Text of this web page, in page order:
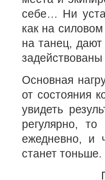
себе… Ни
как на
на танец,
Основная
от состояния
увидеть
регулярно,
ежедневно, и
станет тоньше.